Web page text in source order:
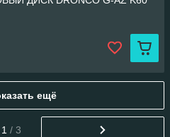
ещё
1 / 3